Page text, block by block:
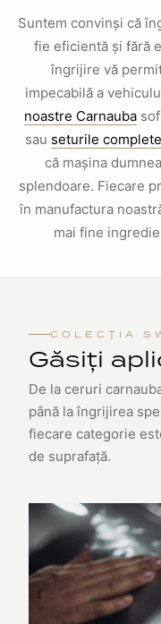
Suntem convinși că
fie eficientă și fără
îngrijire vă
impecabilă a
noastre Carnauba
sau seturile
că mașina
splendoare. Fiecare
în manufactura
mai fine
COLECȚIA
Găsiți
De la ceruri
până la îngrijirea
fiecare categorie
de suprafață.